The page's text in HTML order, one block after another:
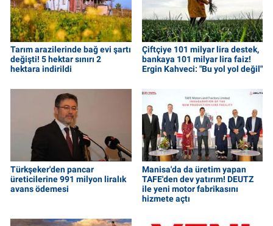
Tarım arazilerinde bağ evi şartı
değişti! 5 hektar sınırı 2
hektara indirildi
Çiftçiye 101 milyar lira destek,
bankaya 101 milyar lira faiz!
Ergin Kahveci: "Bu yol yol değil"
Türkşeker'den pancar
üreticilerine 991 milyon liralık
avans ödemesi
Manisa'da da üretim yapan
TAFE'den dev yatırım! DEUTZ
ile yeni motor fabrikasını
hizmete açtı